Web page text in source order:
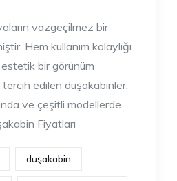
vazgeçilmez bir
Hem kullanım kolaylığı
bir görünüm
edilen duşakabinler,
ve çeşitli modellerde
Fiyatları
duşakabin